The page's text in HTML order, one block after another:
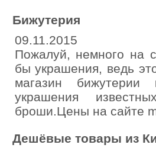
Бижутерия
09.11.2015
Пожалуй, немного на
бы украшения, ведь
магазин бижутерии
украшения
броши.Цены на сайте
Дешёвые товары из